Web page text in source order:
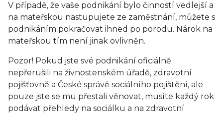
V případě, že vaše podnikání bylo činností vedlejší a
na mateřskou nastupujete ze zaměstnání, můžete s
podnikáním pokračovat ihned po porodu. Nárok na
mateřskou tím není jinak ovlivněn.
Pozor! Pokud jste své podnikání oficiálně
nepřerušili na živnostenském úřadě, zdravotní
pojišťovně a České správě sociálního pojištění, ale
pouze jste se mu přestali věnovat, musíte každý rok
podávat přehledy na sociálku a na zdravotní